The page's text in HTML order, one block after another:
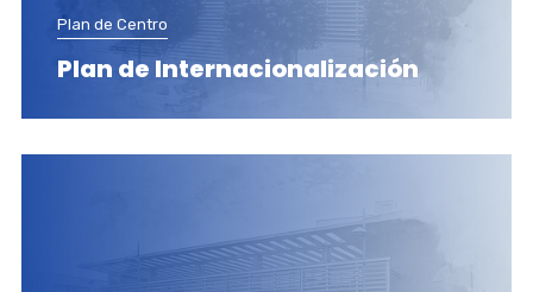
Plan de Internacionalización
Plan de Centro